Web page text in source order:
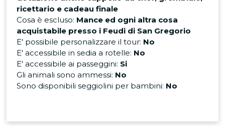
ricettario e cadeau finale
Cosa è escluso: Mance ed ogni altra cosa
acquistabile presso i Feudi di San Gregorio
E' possibile personalizzare il tour: No
E' accessibile in sedia a rotelle: No
E' accessibile ai passeggini: Si
Gli animali sono ammessi: No
Sono disponibili seggiolini per bambini: No